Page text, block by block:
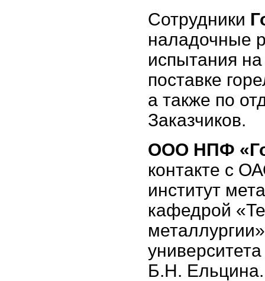
Сотрудники
наладочные
испытания на
поставке
а также по
Заказчиков.
ООО НПФ
контакте с
институт
кафедрой
Б.Н. Ельцина.